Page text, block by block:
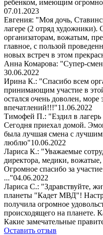
ребенком, имеющим
07.01.2023
Евгения: "Моя дочь,
лагере (2 отряд художники).
организаторам, вожатым,
главное, с пользой
новых встреч в этом
Анна Комарова: "Супер-
30.06.2022
Ирина К.: "Спасибо всем
принимающим участие в
остался очень доволен,
впечатлений!!!"11.06.2022
Тимофей П.: "Ездил в
Сегодня приехал домой.
была лучшая смена с
люблю"10.06.2022
Лариса К.: "Уважаемые
директора, медики,
Огромное спасибо за
..."04.06.2022
Лариса С.: "Здравствуйте,
планеты "Кадет МВД"!
получила огромное
происходящего на планете.
Какие замечательные
Оставить отзыв